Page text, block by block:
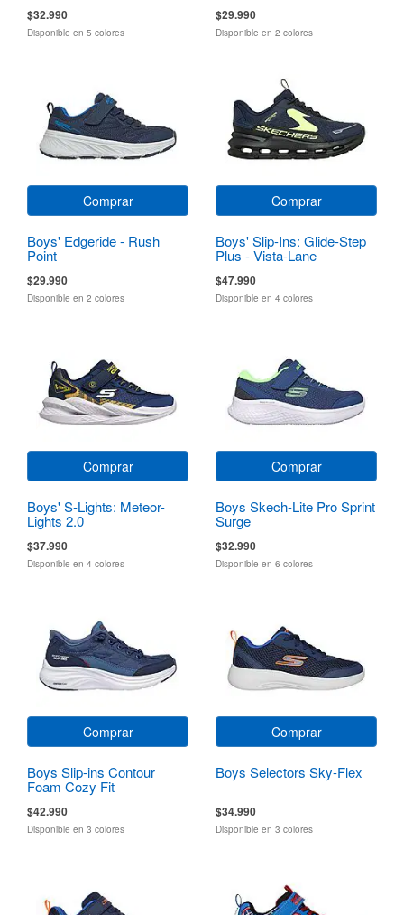
$32.990
Disponible en 5 colores
$29.990
Disponible en 2 colores
Comprar
Boys' Edgeride - Rush
Point
$29.990
Disponible en 2 colores
Comprar
Boys' Slip-Ins: Glide-Step
Plus - Vista-Lane
$47.990
Disponible en 4 colores
Comprar
Boys' S-Lights: Meteor-
Lights 2.0
$37.990
Disponible en 4 colores
Comprar
Boys Skech-Lite Pro Sprint
Surge
$32.990
Disponible en 6 colores
Comprar
Boys Slip-ins Contour
Foam Cozy Fit
$42.990
Disponible en 3 colores
Comprar
Boys Selectors Sky-Flex
$34.990
Disponible en 3 colores